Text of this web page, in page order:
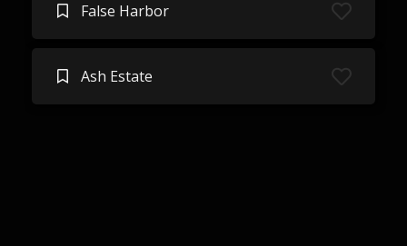
False Harbor
Ash Estate